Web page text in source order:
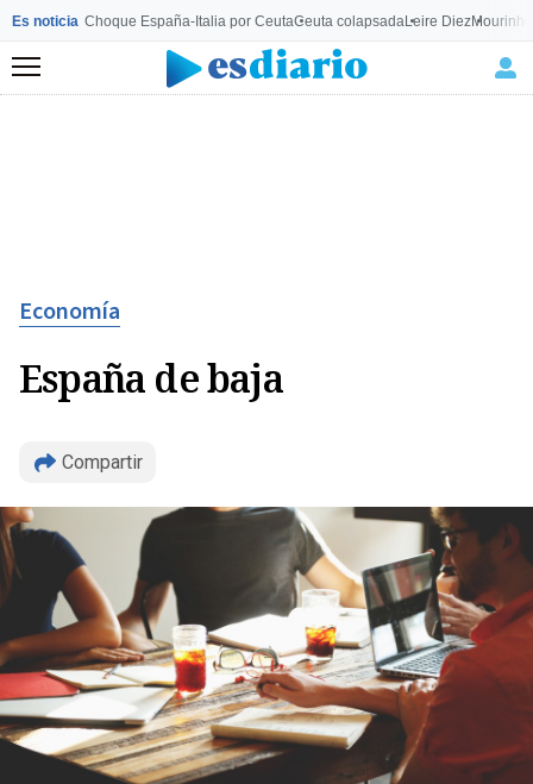
Es noticia Choque España-Italia por CeutaCeuta colapsadaLeire Diez
Menú
Economía
España de baja
Compartir